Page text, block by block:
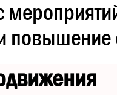
вашего сайта.
Что умеет делать
SeoHammer
запросов, покупка самых
ссылок с высокой степенью
повышение